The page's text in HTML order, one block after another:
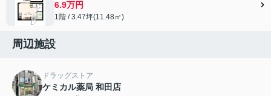
6.9万円
1階 / 3.47坪(11.48㎡)
周辺施設
ドラッグストア
ケミカル薬局 和田店